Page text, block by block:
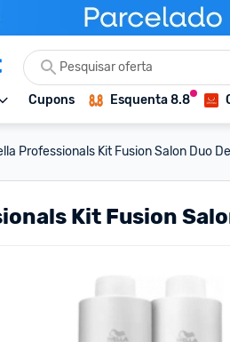
Cupons Esquenta 8.8
Professionals Kit Fusion Salon Duo De
Kit Fusion